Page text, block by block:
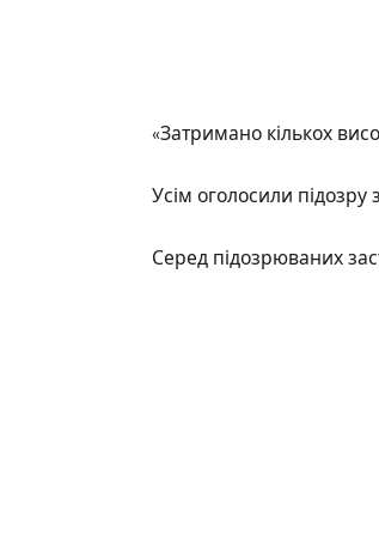
«Затримано кількох
Усім оголосили
Серед підозрюваних